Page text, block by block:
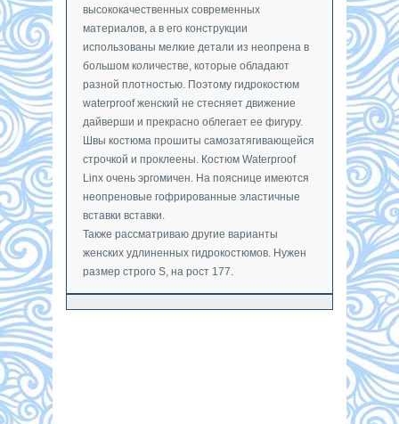
высококачественных современных
материалов, а в его конструкции
использованы мелкие детали из неопрена в
большом количестве, которые обладают
разной плотностью. Поэтому гидрокостюм
waterproof женский не стесняет движение
дайверши и прекрасно облегает ее фигуру.
Швы костюма прошиты самозатягивающейся
строчкой и проклеены. Костюм Waterproof
Linx очень эргомичен. На пояснице имеются
неопреновые гофрированные эластичные
вставки вставки.
Также рассматриваю другие варианты
женских удлиненных гидрокостюмов. Нужен
размер строго S, на рост 177.